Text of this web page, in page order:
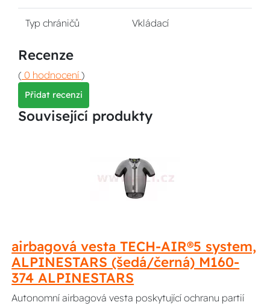
Typ chráničů Vkládací
Recenze
( 0 hodnocení )
Přidat recenzi
Související produkty
airbagová vesta TECH-AIR®5 system,
ALPINESTARS (šedá/černá) M160-
374 ALPINESTARS
Autonomní airbagová vesta poskytující ochranu partií